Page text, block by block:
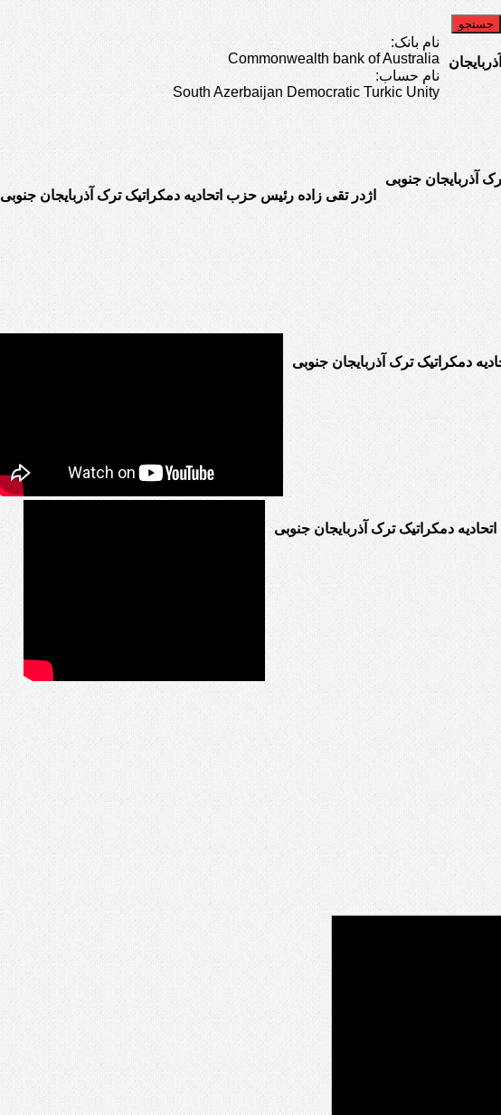
نام بانک:
Commonwealth bank of Australia
نام حساب:
South Azerbaijan Democratic Turkic Unity
آذربایجان جنوبی
اژدر تقی زاده رئیس حزب اتحادیه دمکراتیک ترک آذربایجان جنوبی
دمکراتیک ترک آذربایجان جنوبی
دمکراتیک ترک آذربایجان جنوبی